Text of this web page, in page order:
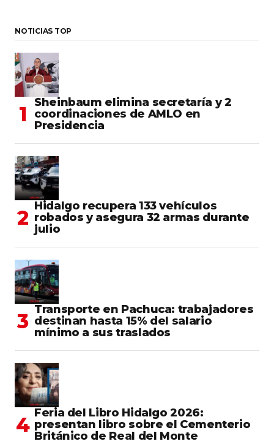
NOTICIAS TOP
Sheinbaum elimina secretaría y 2
coordinaciones de AMLO en
Presidencia
Hidalgo recupera 133 vehículos
robados y asegura 32 armas durante
julio
Transporte en Pachuca: trabajadores
destinan hasta 15% del salario
mínimo a sus traslados
Feria del Libro Hidalgo 2026:
presentan libro sobre el Cementerio
Británico de Real del Monte